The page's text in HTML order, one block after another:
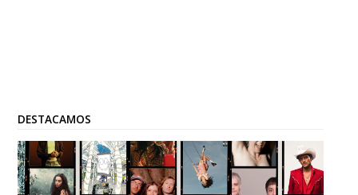
DESTACAMOS